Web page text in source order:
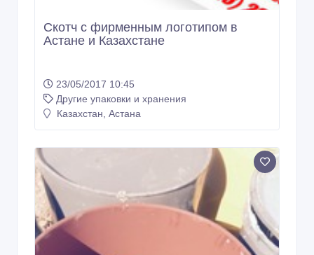
Скотч с фирменным логотипом в
Астане и Казахстане
23/05/2017 10:45
Другие упаковки и хранения
Казахстан, Астана